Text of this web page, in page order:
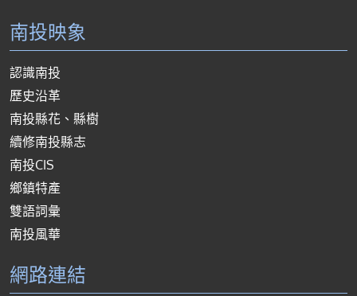
南投映象
認識南投
歷史沿革
南投縣花、縣樹
續修南投縣志
南投CIS
鄉鎮特產
雙語詞彙
南投風華
網路連結